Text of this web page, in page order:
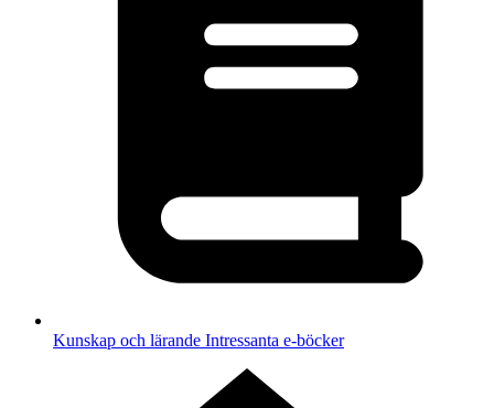
Kunskap och lärande Intressanta e-böcker